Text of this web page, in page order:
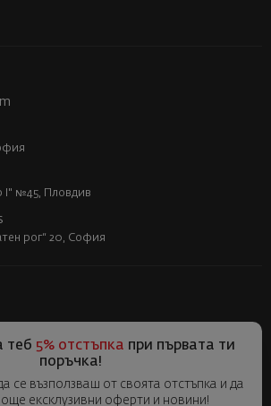
I" №45, Пловдив
рог“ 20, София
теб 5% отстъпка при първата ти
поръчка!
се възползваш от своята отстъпка и да
ексклузивни оферти и новини!